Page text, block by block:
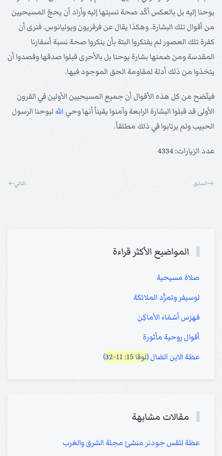
يوحنا إليه بل بالعكس أكّد صحة نسبتها إليه وأراد أن يحجّ المسيحيين
من أقوال تلك البشارة. وهكذا يقال عن فرفريون ويوليانوس. فنرى أن
كفرة تلك العصور لم يفتكروا البتة بأن ينكروا صحة نسبة أسفارنا
المقدسة ومن ضمنها بشارة يوحنا بل بالأحرى قبلوا صدقها وقصدوا أن
يتخذوا من ذلك أدلة لمقاومة الحق الموجود فيها.
فيتّضح من كل هذه الأقوال أن جميع المسيحيين الأولين في القرون
الأولى قد قبلوا البشارة الرابعة وآمنوا يقيناً أنها وحي الله ليوحنا الرسول
الحبيب ولم يرتابوا في ذلك مطلقاً.
عدد الزيارات: 4334
السابق التالي
المواضيع الأكثر قراءة
صلاة مسيحية
لوسيفر وتمرُّد الملائكة
فهرَس أسْمَاء الأماكِن
أقوال روحية مأثورة
عظة الابن الضال (لوقا 15: 11-32 )
مقالات مشابهة
عظة للقس جودنر منشئ مجلة الشرق والغرب